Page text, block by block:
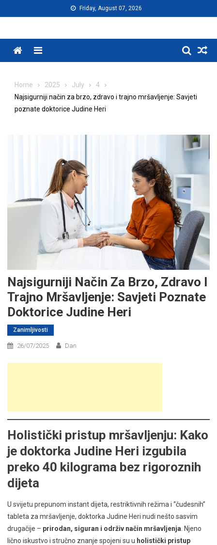
to
Friday, August 07, 2026
Menu
Home 2025 July
4
Najsigurniji način za brzo, zdravo i trajno mršavljenje: Savjeti
poznate doktorice Judine Heri
Najsigurniji Način Za Brzo, Zdravo I
Trajno Mršavljenje: Savjeti Poznate
Doktorice Judine Heri
Zanimljivosti
26/07/2025 Dan
Holistički pristup mršavljenju: Kako
je doktorka Judine Heri izgubila
preko 40 kilograma bez rigoroznih
dijeta
U svijetu prepunom instant dijeta, restriktivnih režima i “čudesnih”
tableta za mršavljenje, doktorka Judine Heri nudi nešto sasvim
drugačije – prirodan, siguran i održiv način mršavljenja . Njeno
lično iskustvo i stručno znanje spojeni su u holistički pristup